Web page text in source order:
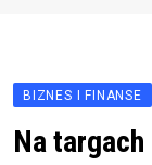
BIZNES I FINANSE
Na